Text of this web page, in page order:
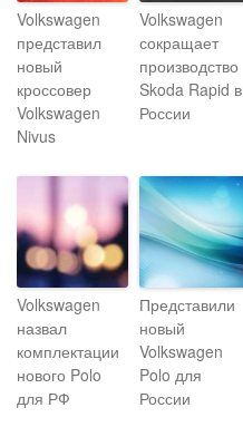
Volkswagen
представил
новый
кроссовер
Volkswagen
Nivus
Volkswagen
сокращает
производство
Skoda Rapid в
России
Volkswagen
назвал
комплектации
нового Polo
для РФ
Представили
новый
Volkswagen
Polo для
России